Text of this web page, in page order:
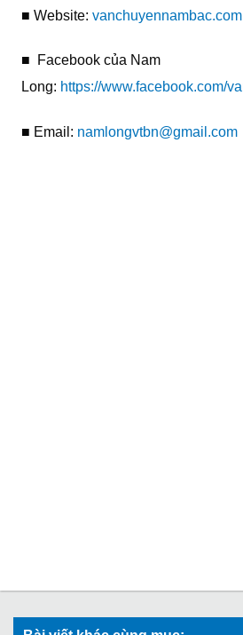
■ Website: vanchuyennambac.com
■ Facebook của Nam
Long: https://www.facebook.com/
■ Email: namlongvtbn@gmail.com